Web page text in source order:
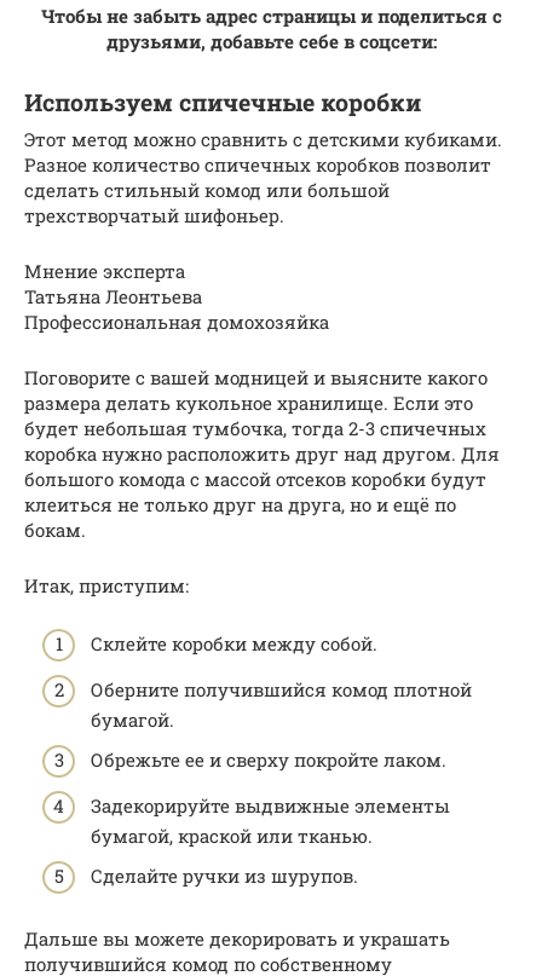
Чтобы не забыть адрес страницы и поделиться с
друзьями, добавьте себе в соцсети:
Используем спичечные коробки
Этот метод можно сравнить с детскими кубиками.
Разное количество спичечных коробков позволит
сделать стильный комод или большой
трехстворчатый шифоньер.
Мнение эксперта
Татьяна Леонтьева
Профессиональная домохозяйка
Поговорите с вашей модницей и выясните какого
размера делать кукольное хранилище. Если это
будет небольшая тумбочка, тогда 2-3 спичечных
коробка нужно расположить друг над другом. Для
большого комода с массой отсеков коробки будут
клеиться не только друг на друга, но и ещё по
бокам.
Итак, приступим:
Склейте коробки между собой.
Оберните получившийся комод плотной
бумагой.
Обрежьте ее и сверху покройте лаком.
Задекорируйте выдвижные элементы
бумагой, краской или тканью.
Сделайте ручки из шурупов.
Дальше вы можете декорировать и украшать
получившийся комод по собственному